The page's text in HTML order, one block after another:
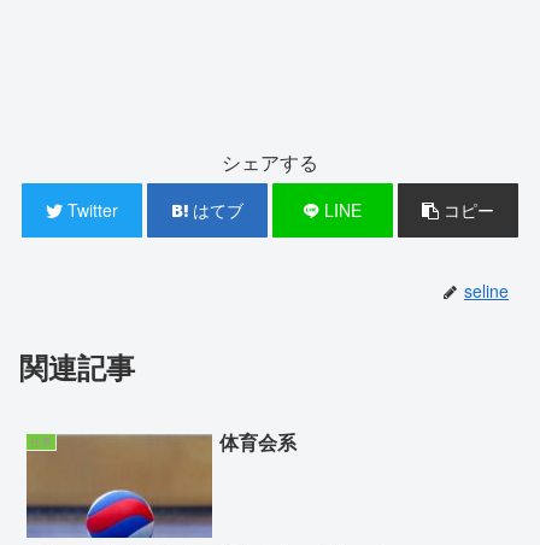
シェアする
Twitter はてブ LINE コピー
seline
関連記事
仕事 体育会系